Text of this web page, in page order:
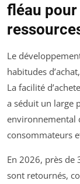
fléau
Le
habitudes
La facilité
a séduit un large
environnemental
consommateurs
En 2026, près de
sont retournés,